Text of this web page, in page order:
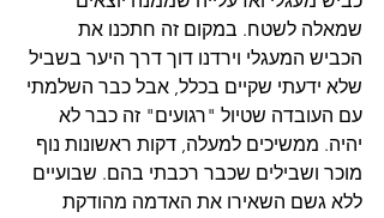
שמאלה לשטח. במקום זה חתכנו את
הכביש המעגלי וירדנו דוך דרך היער בשביל
שלא ידעתי שקיים בכלל, אבל כבר השלמתי
עם העובדה שטיול "רגועים" זה כבר לא
יהיה. ממשיכים למעלה, דקות ראשונות נוף
מוכר ושבילים שכבר רכבתי בהם. שבועיים
ללא גשם השאירו את האדמה מהודקת